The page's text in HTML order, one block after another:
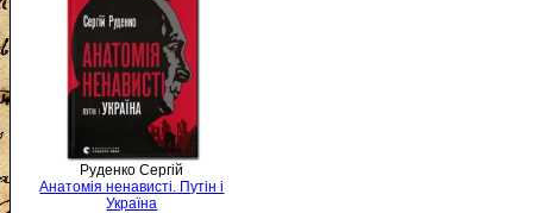
Руденко Сергій
Анатомія ненависті. Путін і
Україна